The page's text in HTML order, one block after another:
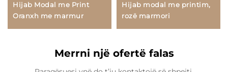
Hijab Modal me Print
Oranxh me marmur
Hijab modal me printim,
rozë marmori
Merrni një ofertë falas